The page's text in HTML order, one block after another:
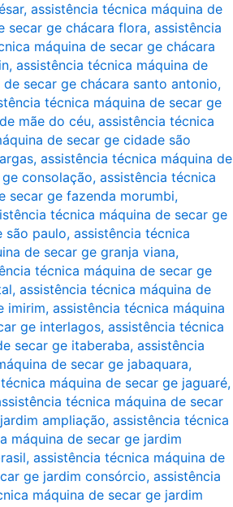
, assistência técnica máquina de
secar ge chácara flora, assistência
máquina de secar ge chácara
, assistência técnica máquina de
secar ge chácara santo antonio,
técnica máquina de secar ge
mãe do céu, assistência técnica
de secar ge cidade são
, assistência técnica máquina de
consolação, assistência técnica
secar ge fazenda morumbi,
técnica máquina de secar ge
são paulo, assistência técnica
de secar ge granja viana,
técnica máquina de secar ge
, assistência técnica máquina de
imirim, assistência técnica máquina
ge interlagos, assistência técnica
secar ge itaberaba, assistência
de secar ge jabaquara,
máquina de secar ge jaguaré,
técnica máquina de secar
ampliação, assistência técnica
máquina de secar ge jardim
, assistência técnica máquina de
ge jardim consórcio, assistência
máquina de secar ge jardim